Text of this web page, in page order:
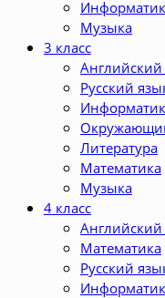
Музыка
3 класс
Английский
Русский
Литература
Математика
Музыка
4 класс
Английский
Математика
Русский